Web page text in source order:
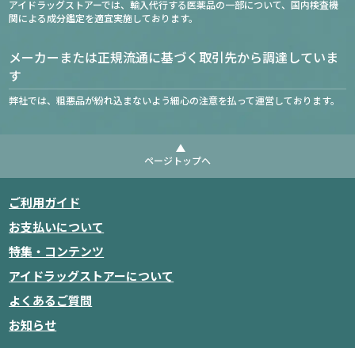
アイドラッグストアーでは、輸入代行する医薬品の一部について、国内検査機
関による成分鑑定を適宜実施しております。
メーカーまたは正規流通に基づく取引先から調達していま
す
弊社では、粗悪品が紛れ込まないよう細心の注意を払って運営しております。
ページトップへ
ご利用ガイド
お支払いについて
特集・コンテンツ
アイドラッグストアーについて
よくあるご質問
お知らせ